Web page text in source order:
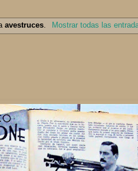
avestruces Mostrar todas las